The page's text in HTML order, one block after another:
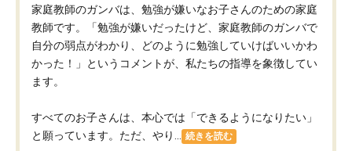
家庭教師のガンバは、勉強が嫌いなお子さんのための家庭
教師です。「勉強が嫌いだったけど、家庭教師のガンバで
自分の弱点がわかり、どのように勉強していけばいいかわ
かった！」というコメントが、私たちの指導を象徴してい
ます。
すべてのお子さんは、本心では「できるようになりたい」
と願っています。ただ、やり...
続きを読む